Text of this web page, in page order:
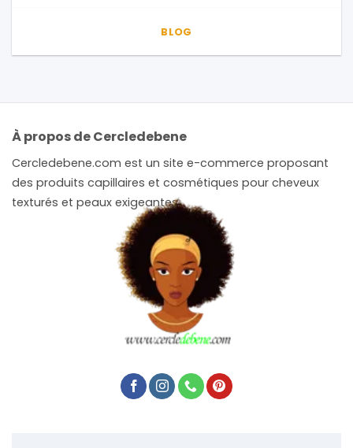
BLOG
À propos de Cercledebene
Cercledebene.com est un site e-commerce proposant
des produits capillaires et cosmétiques pour cheveux
texturés et peaux exigeantes.